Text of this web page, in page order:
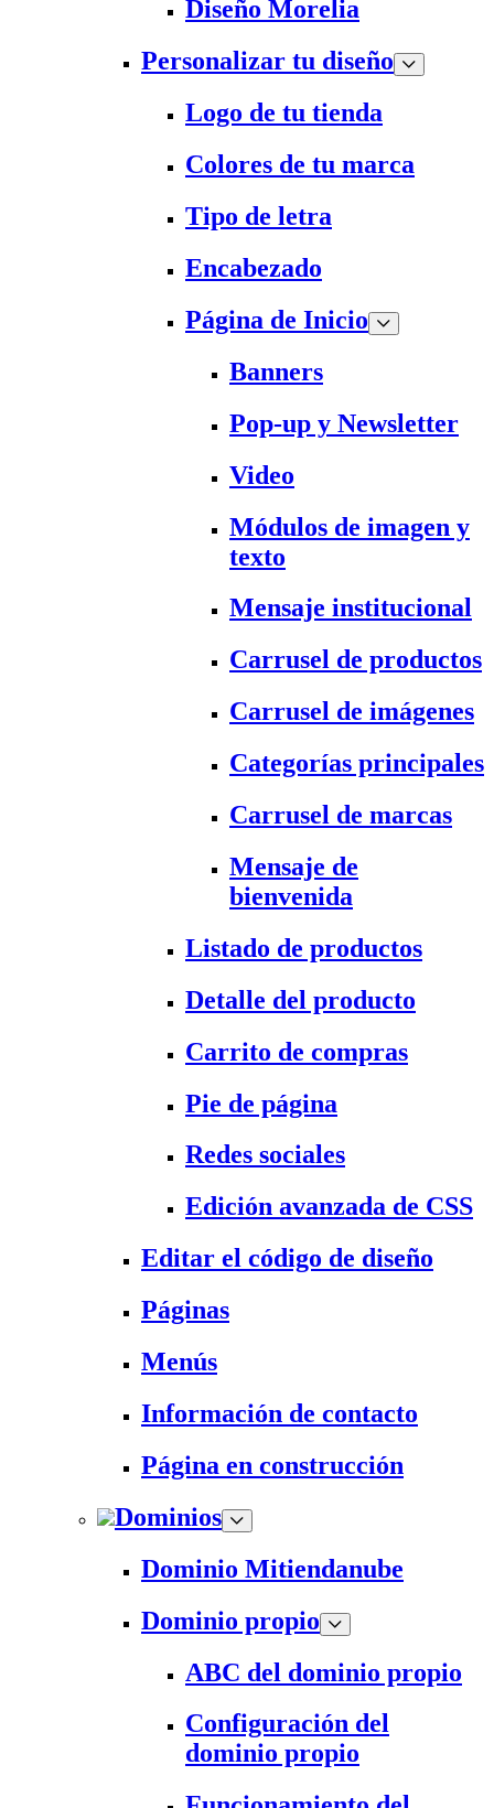
Diseño Morelia
Personalizar tu diseño
Logo de tu tienda
Colores de tu marca
Tipo de letra
Encabezado
Página de Inicio
Banners
Pop-up y Newsletter
Video
Módulos de imagen y
texto
Mensaje institucional
Carrusel de productos
Carrusel de imágenes
Categorías principales
Carrusel de marcas
Mensaje de
bienvenida
Listado de productos
Detalle del producto
Carrito de compras
Pie de página
Redes sociales
Edición avanzada de CSS
Editar el código de diseño
Páginas
Menús
Información de contacto
Página en construcción
Dominios
Dominio Mitiendanube
Dominio propio
ABC del dominio propio
Configuración del
dominio propio